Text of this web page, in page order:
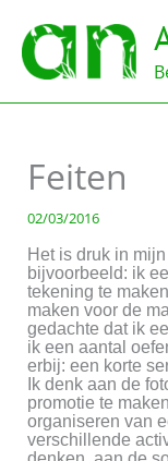
naar
inhoud
Feiten
02/03/2016
Het is druk in
bijvoorbeeld: ik
tekening te
maken voor de
gedachte dat ik
ik een aantal
erbij: een korte
Ik denk aan de
promotie te
organiseren van
verschillende